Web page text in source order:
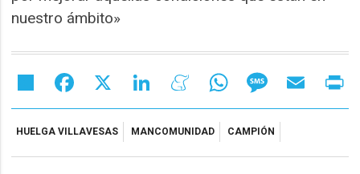
nuestro ámbito»
Share Facebook LinkedIn MeneameWhatsAppMessageEmail
HUELGA VILLAVESAS MANCOMUNIDAD CAMPIÓN